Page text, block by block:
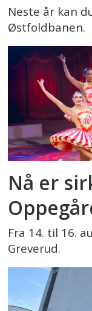
Neste år kan
Østfoldbanen.
Nå er
Fra 14. til 16.
Greverud.